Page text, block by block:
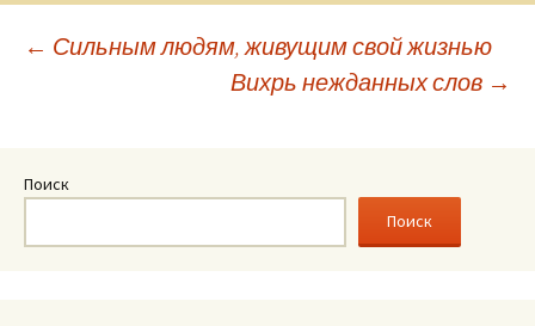
Навигация
записям
← Сильным людям, живущим свой жизнью
Вихрь нежданных слов →
Поиск
Поиск